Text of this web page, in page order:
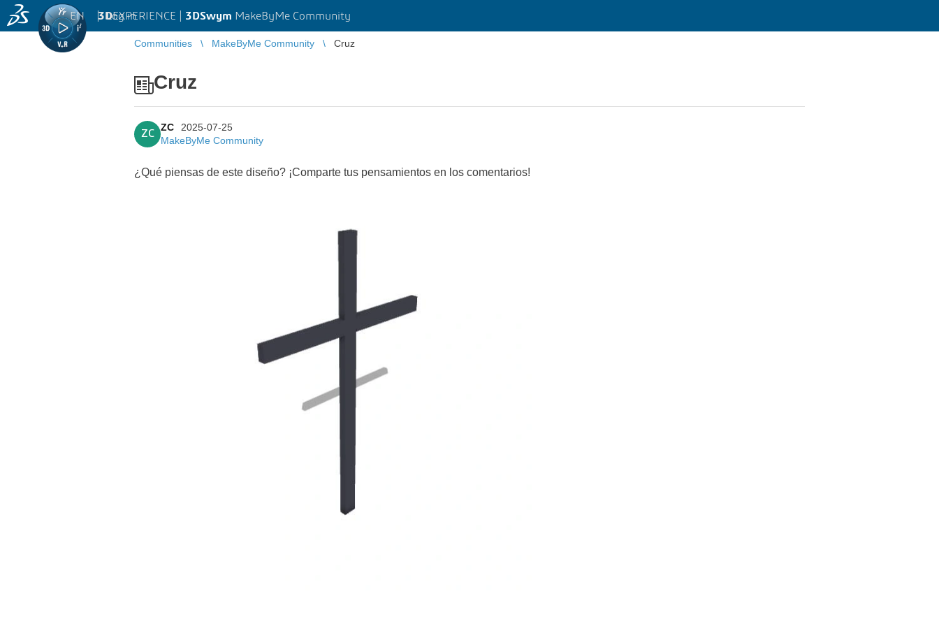
3DEXPERIENCE | 3DSwym MakeByMe Community
EN | Log in
Communities MakeByMe Community Cruz
Cruz
ZC
ZC
2025-07-25
MakeByMe Community
¿Qué piensas de este diseño? ¡Comparte tus pensamientos en los comentarios!